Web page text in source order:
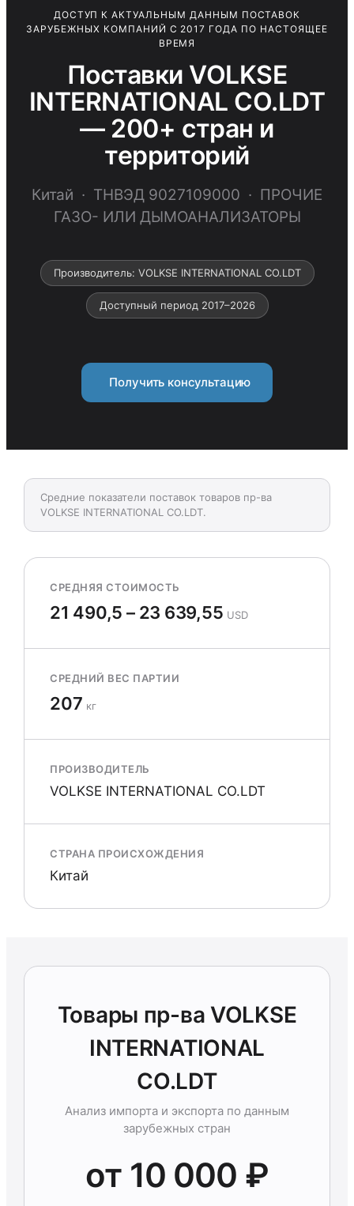
ДОСТУП К АКТУАЛЬНЫМ ДАННЫМ ПОСТАВОК
ЗАРУБЕЖНЫХ КОМПАНИЙ С 2017 ГОДА ПО НАСТОЯЩЕЕ
ВРЕМЯ
Поставки VOLKSE
INTERNATIONAL CO.LDT
— 200+ стран и
территорий
Китай · ТНВЭД 9027109000 · ПРОЧИЕ
ГАЗО- ИЛИ ДЫМОАНАЛИЗАТОРЫ
Производитель: VOLKSE INTERNATIONAL CO.LDT
Доступный период 2017–2026
Получить консультацию
Средние показатели поставок товаров пр-ва
VOLKSE INTERNATIONAL CO.LDT.
СРЕДНЯЯ СТОИМОСТЬ
21 490,5 – 23 639,55 USD
СРЕДНИЙ ВЕС ПАРТИИ
207 кг
ПРОИЗВОДИТЕЛЬ
VOLKSE INTERNATIONAL CO.LDT
СТРАНА ПРОИСХОЖДЕНИЯ
Китай
Товары пр-ва VOLKSE
INTERNATIONAL
CO.LDT
Анализ импорта и экспорта по данным
зарубежных стран
от 10 000 ₽